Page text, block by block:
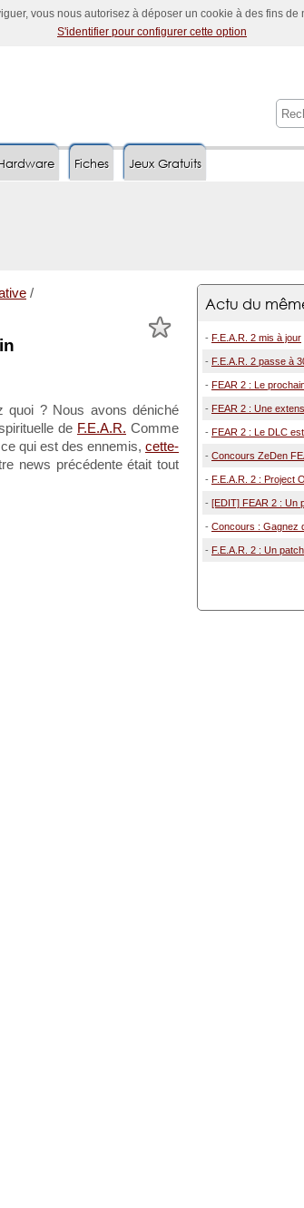
vous nous autorisez à déposer un cookie à des fins de
S'identifier pour configurer cette option
Fiches Jeux Gratuits
/
quoi ? Nous avons déniché
de F.E.A.R. Comme
qui est des ennemis, cette-
news précédente était tout
Actu du
- F.E.A.R. 2 mis à jour
- F.E.A.R. 2 passe à
- FEAR 2 : Le
- FEAR 2 : Une
- FEAR 2 : Le DLC
- Concours ZeDen
- F.E.A.R. 2 : Project
- [EDIT] FEAR 2 : Un
- Concours : Gagnez
- F.E.A.R. 2 : Un